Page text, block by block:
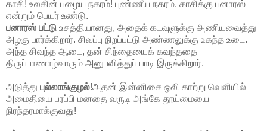
காசி! உலகின் பழைய நகரம்! புண்ணீய நகரம். காசிக்கு பனாரஸ்
என்றும் பெயர் உண்டு.
பனாரஸ் பட்டு உசத்தியானது, அதைக் கடவுளுக்கு அணியவைத்து
அழகு பார்க்கிறார். சிவப்பு நிறப்பட்டு அண்ணலுக்கு உகந்த உடை.
அந்த சிவந்த ஆடை, தன் சிந்தையைக் கவந்ததை
திருப்பாணாழ்வாரும் அனுபவித்துப் பாடி இருக்கிறார்.
அடுத்து புல்லாங்குழல்!அதன் இன்னிசை ஒலி காற்று வெளியில்
அமைதியை பரப்பி மனதை வருடி அங்கே தூய்மையை
நிரந்தரமாக்குவது!